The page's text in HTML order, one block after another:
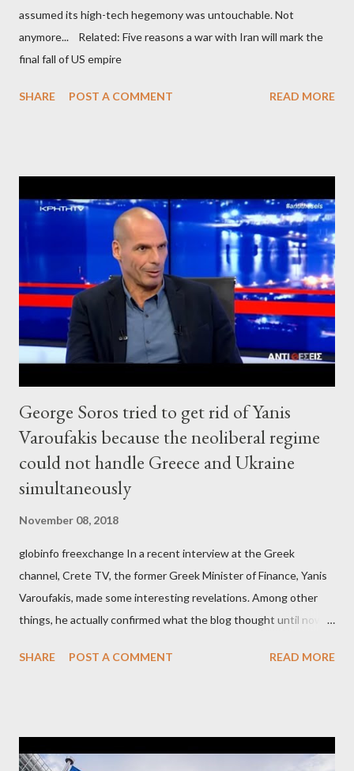
assumed its high-tech hegemony was untouchable. Not
anymore... Related: Five reasons a war with Iran will mark the
final fall of US empire
SHARE POST A COMMENT READ MORE
George Soros tried to get rid of Yanis
Varoufakis because the neoliberal regime
could not handle Greece and Ukraine
simultaneously
November 08, 2018
globinfo freexchange In a recent interview at the Greek
channel, Crete TV, the former Greek Minister of Finance, Yanis
Varoufakis, made some interesting revelations. Among other
things, he actually confirmed what the blog thought until now
confirmed that George Soros intervenes directly to political
interview, Varoufakis claims that he had no idea what Soros
SHARE POST A COMMENT READ MORE